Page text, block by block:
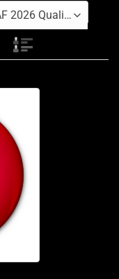
2026 Qualifiers